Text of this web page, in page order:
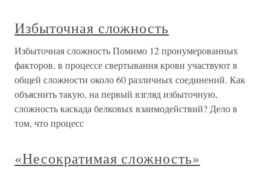
Избыточная сложность
Избыточная сложность Помимо 12 пронумерованных
факторов, в процессе свертывания крови участвуют в
общей сложности около 60 различных соединений. Как
объяснить такую, на первый взгляд избыточную,
сложность каскада белковых взаимодействий? Дело в
том, что процесс
«Несократимая сложность»